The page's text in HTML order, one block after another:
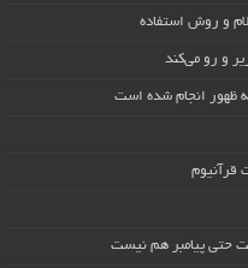
و روش استفاده
و رو می‌کند
ظهور انجام شده است
قرآنیوم
حتی پیامبر هم نیست